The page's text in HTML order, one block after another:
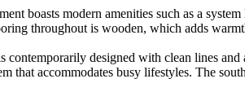
boasts modern amenities such as a
throughout is wooden, which adds
contemporarily designed with clean lines
that accommodates busy lifestyles. The